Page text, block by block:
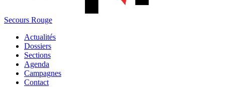
Secours Rouge
Actualités
Dossiers
Sections
Agenda
Campagnes
Contact